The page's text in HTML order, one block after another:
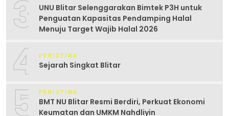
3
UNU Blitar Selenggarakan Bimtek P3H untuk
Penguatan Kapasitas Pendamping Halal
Menuju Target Wajib Halal 2026
4 PERISTIWA
Sejarah Singkat Blitar
5 PERISTIWA
BMT NU Blitar Resmi Berdiri, Perkuat Ekonomi
Keumatan dan UMKM Nahdliyin